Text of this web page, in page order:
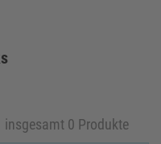
insgesamt 0 Produkte